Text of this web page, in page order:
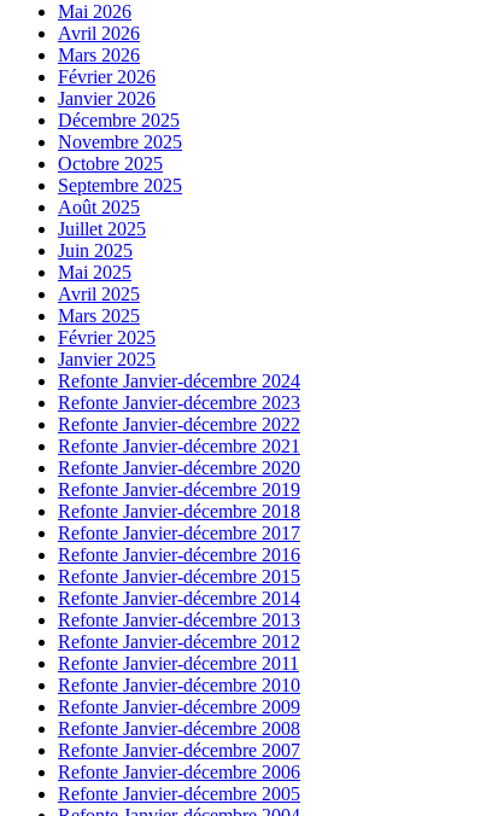
Mai 2026
Avril 2026
Mars 2026
Février 2026
Janvier 2026
Décembre 2025
Novembre 2025
Octobre 2025
Septembre 2025
Août 2025
Juillet 2025
Juin 2025
Mai 2025
Avril 2025
Mars 2025
Février 2025
Janvier 2025
Refonte Janvier-décembre 2024
Refonte Janvier-décembre 2023
Refonte Janvier-décembre 2022
Refonte Janvier-décembre 2021
Refonte Janvier-décembre 2020
Refonte Janvier-décembre 2019
Refonte Janvier-décembre 2018
Refonte Janvier-décembre 2017
Refonte Janvier-décembre 2016
Refonte Janvier-décembre 2015
Refonte Janvier-décembre 2014
Refonte Janvier-décembre 2013
Refonte Janvier-décembre 2012
Refonte Janvier-décembre 2011
Refonte Janvier-décembre 2010
Refonte Janvier-décembre 2009
Refonte Janvier-décembre 2008
Refonte Janvier-décembre 2007
Refonte Janvier-décembre 2006
Refonte Janvier-décembre 2005